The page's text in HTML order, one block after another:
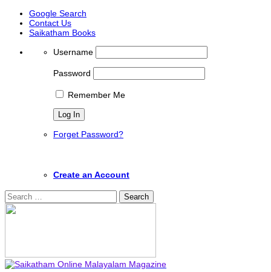
Google Search
Contact Us
Saikatham Books
Username
Password
Remember Me
Forget Password?
Create an Account
Search
for: